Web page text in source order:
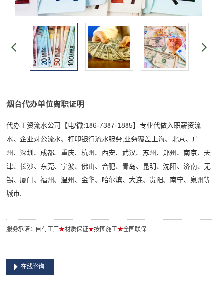
烟台代办单位离职证明
代办工资流水公司【电/微:186-7387-1885】专业代做入职薪资流
水、企业对公流水、打印银行流水服务,业务覆盖上海、北京、广
州、深圳、成都、重庆、杭州、西安、武汉、苏州、郑州、南京、天
津、长沙、东莞、宁波、佛山、合肥、青岛、昆明、沈阳、济南、无
锡、厦门、福州、温州、金华、哈尔滨、大连、贵阳、南宁、泉州等
城市.
服务承诺：自有工厂★材质保证★按图施工★全国联保
在线咨询